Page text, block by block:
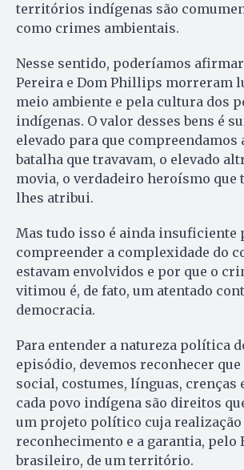
territórios indígenas são
como crimes ambientais.
Nesse sentido, poderíamos
Pereira e Dom Phillips morreram
meio ambiente e pela cultura dos
indígenas. O valor desses bens é
elevado para que compreendamos
batalha que travavam, o elevado
movia, o verdadeiro heroísmo que
lhes atribui.
Mas tudo isso é ainda insuficiente
compreender a complexidade do
estavam envolvidos e por que o
vitimou é, de fato, um atentado
democracia.
Para entender a natureza política
episódio, devemos reconhecer
social, costumes, línguas, crenças
cada povo indígena são direitos
um projeto político cuja realização
reconhecimento e a garantia, pelo
brasileiro, de um território.